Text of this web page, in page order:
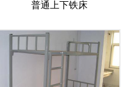
普通上下铁床